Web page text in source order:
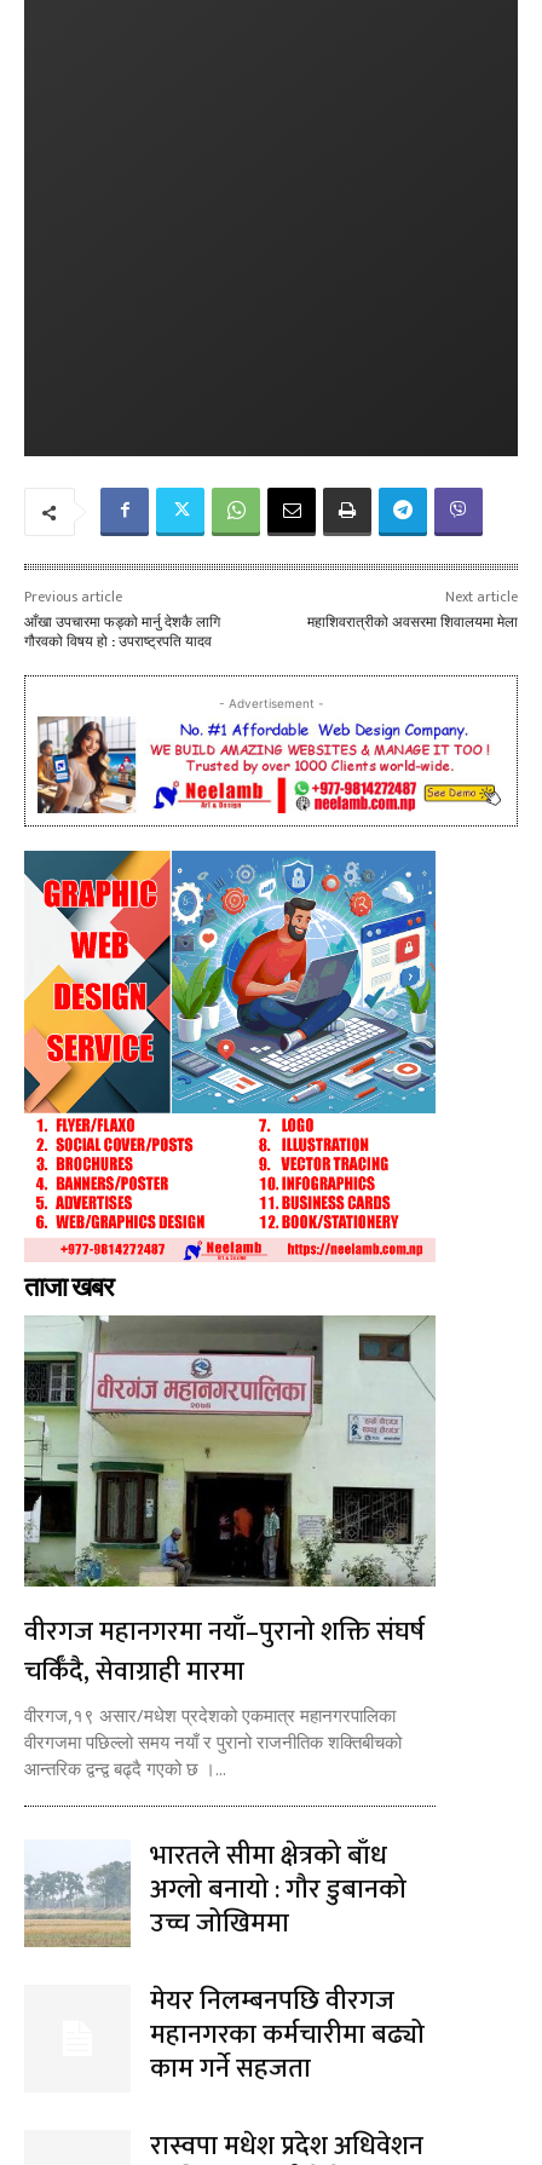
Previous article
आँखा उपचारमा फड्को मार्नु देशकै लागि
गौरवको विषय हो : उपराष्ट्रपति यादव
Next article
महाशिवरात्रीको अवसरमा शिवालयमा मेला
- Advertisement -
ताजा खबर
वीरगज महानगरमा नयाँ–पुरानो शक्ति संघर्ष
चर्किँदै, सेवाग्राही मारमा
वीरगज,१९ असार/मधेश प्रदेशको एकमात्र महानगरपालिका
वीरगजमा पछिल्लो समय नयाँ र पुरानो राजनीतिक शक्तिबीचको
आन्तरिक द्वन्द्व बढ्दै गएको छ ।...
भारतले सीमा क्षेत्रको बाँध
अग्लो बनायो : गौर डुबानको
उच्च जोखिममा
मेयर निलम्बनपछि वीरगज
महानगरका कर्मचारीमा बढ्यो
काम गर्ने सहजता
रास्वपा मधेश प्रदेश अधिवेशन